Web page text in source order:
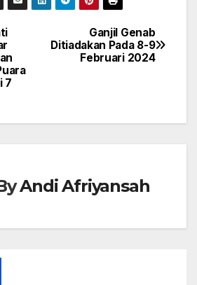
Ganjil Genab
Ditiadakan Pada 8-9
Februari 2024
7
Andi Afriyansah